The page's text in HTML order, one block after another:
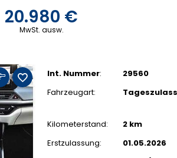
20.980 €
MwSt. ausw.
Int. Nummer: 29560
Fahrzeugart:
Kilometerstand:
2 km
Erstzulassung: 01.05.2026